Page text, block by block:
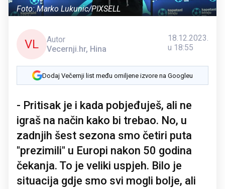
Foto: Marko Lukunic/PIXSELL
VL
Autor
Vecernji.hr, Hina
18.12.2023.
u 18:55
Dodaj Večernji list među omiljene izvore na Googleu
- Pritisak je i kada pobjeđuješ, ali ne
igraš na način kako bi trebao. No, u
zadnjih šest sezona smo četiri puta
"prezimili" u Europi nakon 50 godina
čekanja. To je veliki uspjeh. Bilo je
situacija gdje smo svi mogli bolje, ali